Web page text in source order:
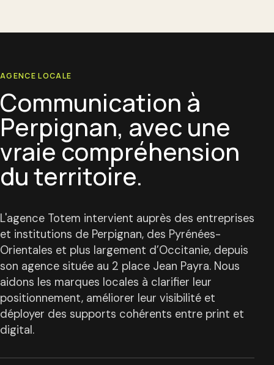
AGENCE LOCALE
Communication à
Perpignan, avec une
vraie compréhension
du territoire.
L'agence Totem intervient auprès des entreprises
et institutions de Perpignan, des Pyrénées-
Orientales et plus largement d’Occitanie, depuis
son agence située au 2 place Jean Payra. Nous
aidons les marques locales à clarifier leur
positionnement, améliorer leur visibilité et
déployer des supports cohérents entre print et
digital.